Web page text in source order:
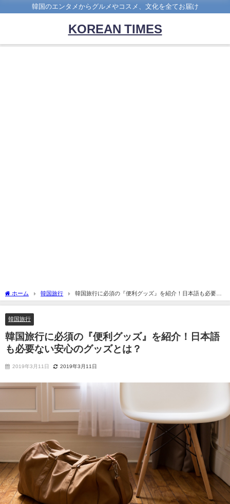
韓国のエンタメからグルメやコスメ、文化を全てお届け
KOREAN TIMES
ホーム 韓国旅行
韓国旅行に必須の『便利グッズ』を紹介！日本語も必要な
い安心のグッズとは？
韓国旅行
韓国旅行に必須の『便利グッズ』を紹介！日本語
も必要ない安心のグッズとは？
2019年3月11日 2019年3月11日